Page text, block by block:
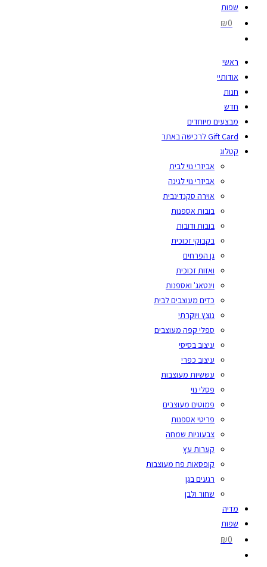
שפות
₪0
ראשי
אודותיי
חנות
חדש
מבצעים מיוחדים
Gift Card לרכישה באתר
קטלוג
אביזרי נוי לבית
אביזרי נוי לגינה
אוירה סקנדינבית
בובות אספנות
בובות ודובות
בקבוקי זכוכית
גן הפרחים
ואזות זכוכית
וינטאג' ואספנות
כדים מעוצבים לבית
נוצץ ויוקרתי
ספלי קפה מעוצבים
עיצוב בסיסי
עיצוב כפרי
עששיות מעוצבות
פסלי נוי
פמוטים מעוצבים
פריטי אספנות
צבעוניות שמחה
קערות עץ
קופסאות פח מעוצבות
רגעים בגן
שחור ולבן
מדיה
שפות
₪0